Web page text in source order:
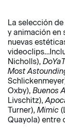
La selección
y animación en
nuevas
Nicholls),
Most
Oxby), Buenos
Livschitz),
Turner), Mimic
Quayola) entre